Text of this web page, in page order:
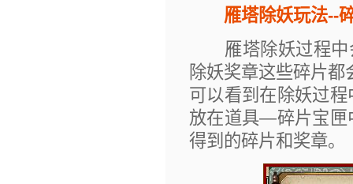
雁塔除妖玩法--
雁塔除妖过程中
除妖奖章这些碎片
可以看到在除妖过
放在道具—碎片宝匣
得到的碎片和奖章。